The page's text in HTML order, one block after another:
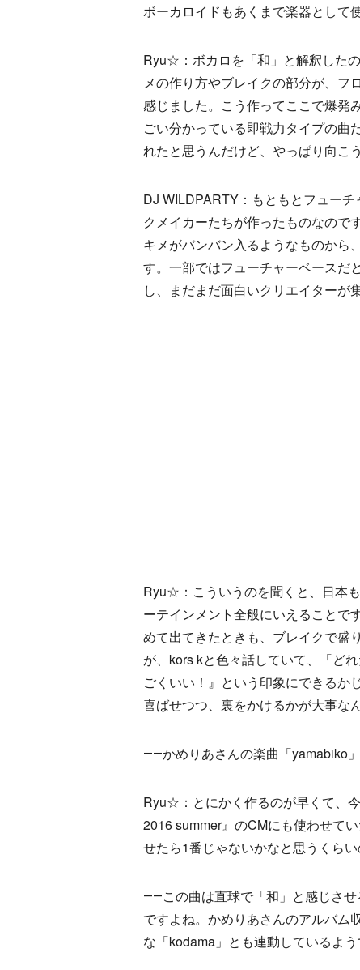
ボーカロイドもあくまで楽器として
Ryu☆：ボカロを「和」と解釈した
メの作り方やブレイクの部分が、フ
感じました。こう作ってここで爆発
ごい分かっている即戦力タイプの曲
れたと思うんだけど、やっぱり向こ
DJ WILDPARTY：もともとフュー
クメイカーたちが作ったものなので
キメがバンバン入るようなものから
す。一部ではフューチャーベースだ
し、まだまだ面白いクリエイターが
Ryu☆：こういうのを聞くと、日本
ーテインメント全般にいえることで
めて出てきたときも、ブレイクで盛
が、kors kと色々話していて、「ど
ごくいい！』という印象にできるか
喜ばせつつ、裏をかけるかが大事な
――かめりあさんの楽曲「yamabiko
Ryu☆：とにかく作るのが早くて、
2016 summer』のCMにも使わせて
せたら1番じゃないかなと思うくらい
――この曲は直球で「和」と感じさ
ですよね。かめりあさんのアルバム
な「kodama」とも連動しているよ